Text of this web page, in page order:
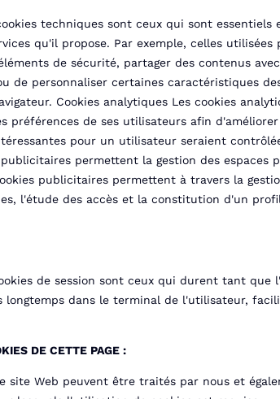
techniques sont ceux qui sont
qu'il propose. Par exemple, celles
de sécurité, partager des contenus
de personnaliser certaines caractéristiques
Cookies analytiques Les cookies
préférences de ses utilisateurs afin
pour un utilisateur seraient
permettent la gestion des
publicitaires permettent à travers la
l'étude des accès et la constitution d'un
de session sont ceux qui durent tant
longtemps dans le terminal de l'utilisateur,
DE CETTE PAGE :
site Web peuvent être traités par nous et